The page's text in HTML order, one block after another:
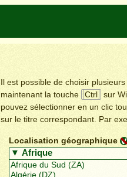
Il est possible de choisir
maintenant la touche
Ctrl sur
pouvez sélectionner en un clic
sur le titre correspondant. Par
Localisation géographique